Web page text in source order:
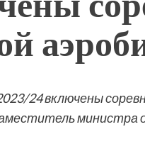
24 включены
министра